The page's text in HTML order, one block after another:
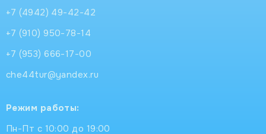
+7 (4942) 49-42-42
+7 (910) 950-78-14
+7 (953) 666-17-00
che44tur@yandex.ru
Режим работы:
Пн-Пт с 10:00 до 19:00